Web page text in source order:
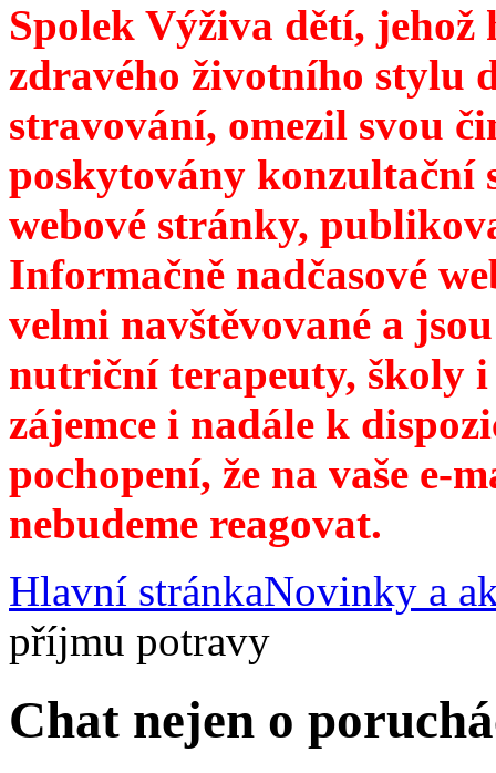
Spolek Výživa dětí,
zdravého životního stylu
stravování, omezil svou
poskytovány konzultační
webové stránky,
Informačně nadčasové
velmi navštěvované a
nutriční terapeuty, školy
zájemce i nadále k
pochopení, že na vaše e-
nebudeme reagovat.
Hlavní stránkaNovinky a
příjmu potravy
Chat nejen o